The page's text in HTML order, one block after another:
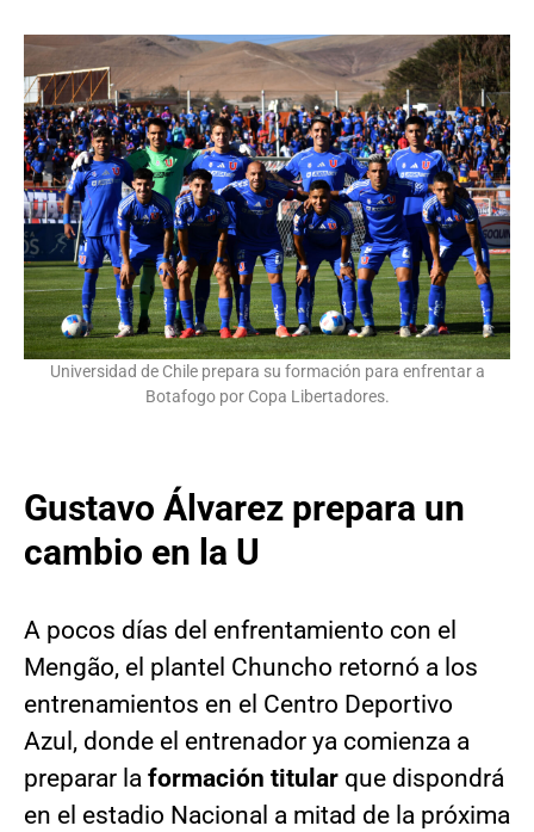
Universidad de Chile prepara su formación para enfrentar a
Botafogo por Copa Libertadores.
Gustavo Álvarez prepara un
cambio en la U
A pocos días del enfrentamiento con el
Mengão, el plantel Chuncho retornó a los
entrenamientos en el Centro Deportivo
Azul, donde el entrenador ya comienza a
preparar la formación titular que dispondrá
en el estadio Nacional a mitad de la próxima